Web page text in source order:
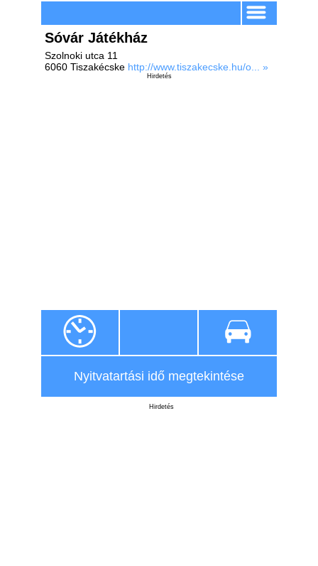
Sóvár Játékház
Szolnoki utca 11
6060 Tiszakécske http://www.tiszakecske.hu/o... »
Hirdetés
Nyitvatartási idő megtekintése
Hirdetés